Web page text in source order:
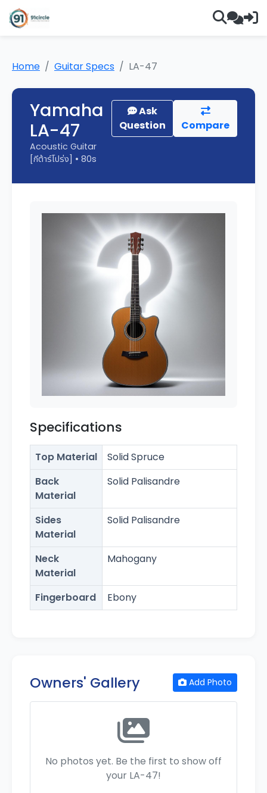
Home Guitar Specs LA-47
Yamaha
LA-47
Acoustic Guitar
[กีต้าร์โปร่ง] • 80s
Ask
Question
Compare
Specifications
Top Material
Solid Spruce
Back
Material
Solid Palisandre
Sides
Material
Solid Palisandre
Neck
Material
Mahogany
Fingerboard Ebony
Owners' Gallery Add Photo
No photos yet. Be the first to show off
your LA-47!